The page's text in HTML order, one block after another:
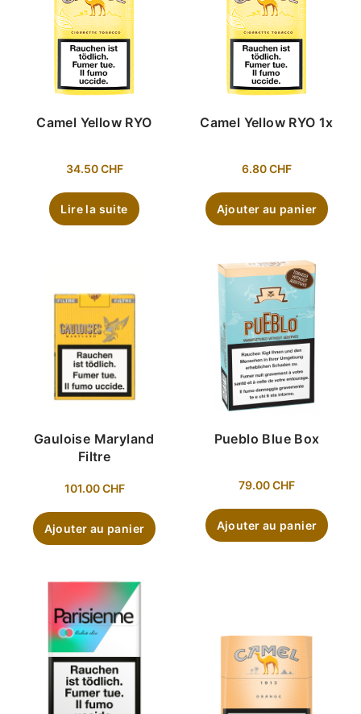
Camel Yellow RYO
34.50CHF
Lire la suite
Camel Yellow RYO 1x
6.80CHF
Ajouter au panier
Gauloise Maryland
Filtre
101.00CHF
Ajouter au panier
Pueblo Blue Box
79.00CHF
Ajouter au panier